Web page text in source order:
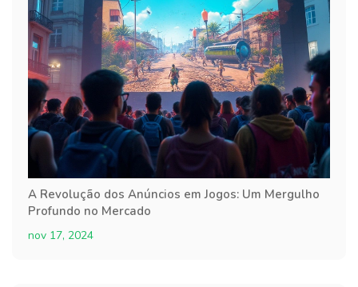
A Revolução dos Anúncios em Jogos: Um Mergulho
Profundo no Mercado
nov 17, 2024